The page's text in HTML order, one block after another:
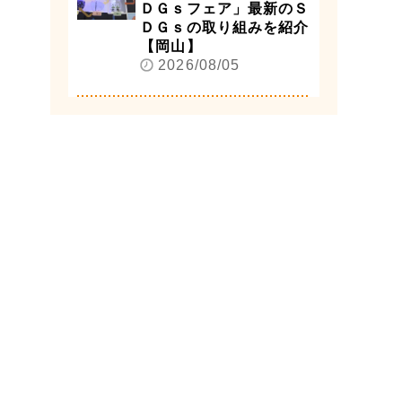
ＤＧｓフェア」最新のＳ
ＤＧｓの取り組みを紹介
【岡山】
2026/08/05